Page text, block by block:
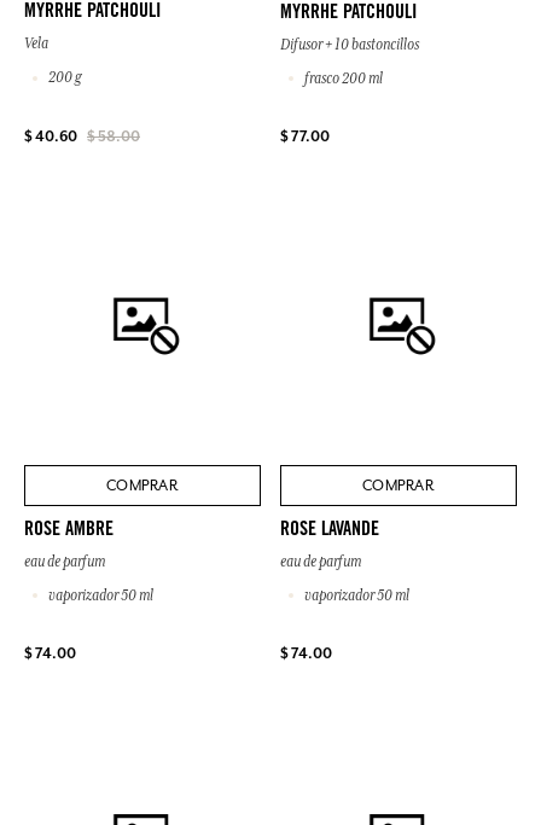
MYRRHE PATCHOULI
Vela
200 g
$ 40.60 $ 58.00
MYRRHE PATCHOULI
Difusor + 10 bastoncillos
frasco 200 ml
$ 77.00
COMPRAR
ROSE AMBRE
eau de parfum
vaporizador 50 ml
$ 74.00
COMPRAR
ROSE LAVANDE
eau de parfum
vaporizador 50 ml
$ 74.00